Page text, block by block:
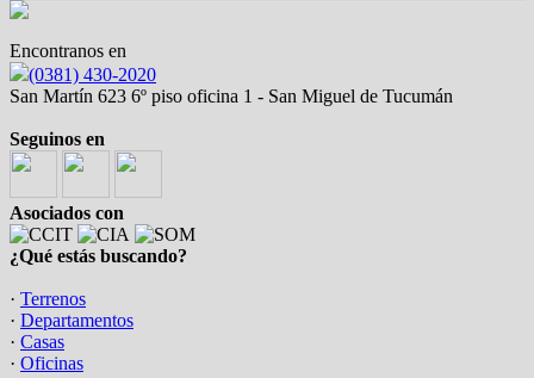
Encontranos en
(0381) 430-2020
San Martín 623 6º piso oficina 1 - San Miguel de Tucumán
Seguinos en
Asociados con
¿Qué estás buscando?
· Terrenos
· Departamentos
· Casas
· Oficinas